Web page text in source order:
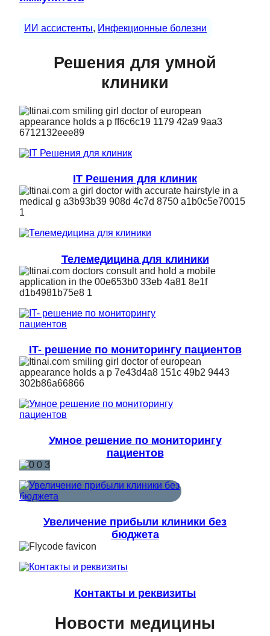
ИИ ассистенты, Инфекционные болезни
Решения для умной
клиники
IT Решения для клиник
Телемедицина для клиники
IT- решение по мониторингу пациентов
Умное решение по мониторингу
пациентов
Увеличение прибыли клиники без
бюджета
Контакты и реквизиты
Новости медицины